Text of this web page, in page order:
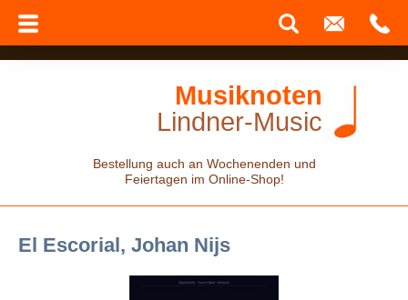
Musiknoten
Lindner-Music
Bestellung auch an Wochenenden und
Feiertagen im Online-Shop!
El Escorial, Johan Nijs